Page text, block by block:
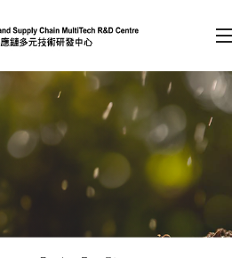
回车键）
会员登录
A A EN 繁 简